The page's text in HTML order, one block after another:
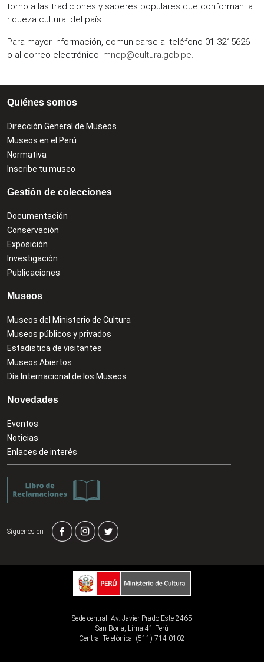
torno a las tradiciones y saberes populares que conforman la
riqueza cultural del país.
Para mayor información, comunicarse al teléfono 01 3215626
o al correo electrónico: mncp@cultura.gob.pe.
Quiénes somos
Dirección General de Museos
Museos en el Perú
Normativa
Inscribe tu museo
Gestión de colecciones
Documentación
Conservación
Exposición
Investigación
Publicaciones
Museos
Museos del Ministerio de Cultura
Museos públicos y privados
Estadistica de visitantes
Museos Abiertos
Día Internacional de los Museos
Novedades
Eventos
Noticias
Enlaces de interés
Síguenos en
Sede central: Av. Javier Prado Este 2465
San Borja, Lima 41 Perú
Central Telefónica: (511) 714 0102